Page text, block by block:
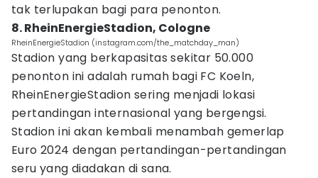
tak terlupakan bagi para penonton.
8. RheinEnergieStadion, Cologne
RheinEnergieStadion (instagram.com/the_matchday_man)
Stadion yang berkapasitas sekitar 50.000
penonton ini adalah rumah bagi FC Koeln,
RheinEnergieStadion sering menjadi lokasi
pertandingan internasional yang bergengsi.
Stadion ini akan kembali menambah gemerlap
Euro 2024 dengan pertandingan-pertandingan
seru yang diadakan di sana.